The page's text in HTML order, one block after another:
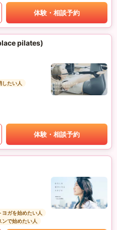
体験・相談予約
pilates)
したい人
体験・相談予約
ヨガを始めたい人
ンで始めたい人